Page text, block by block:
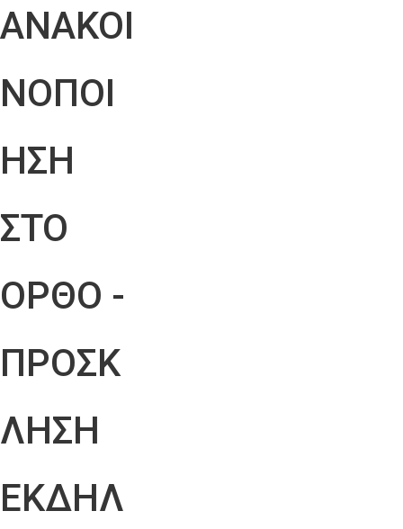
ΑΝΑΚΟΙ
ΝΟΠΟΙ
ΗΣΗ
ΣΤΟ
ΟΡΘΟ -
ΠΡΟΣΚ
ΛΗΣΗ
ΕΚΔΗΛ